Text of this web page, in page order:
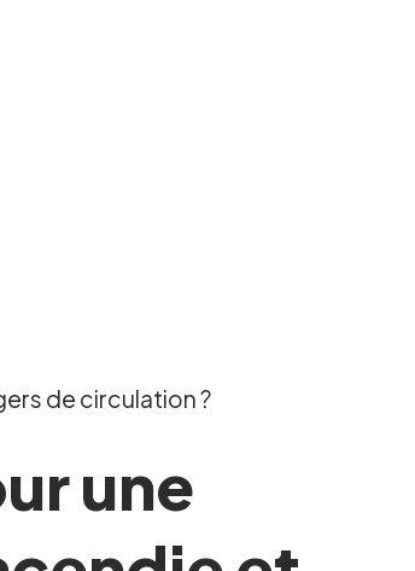
de circulation ?
une